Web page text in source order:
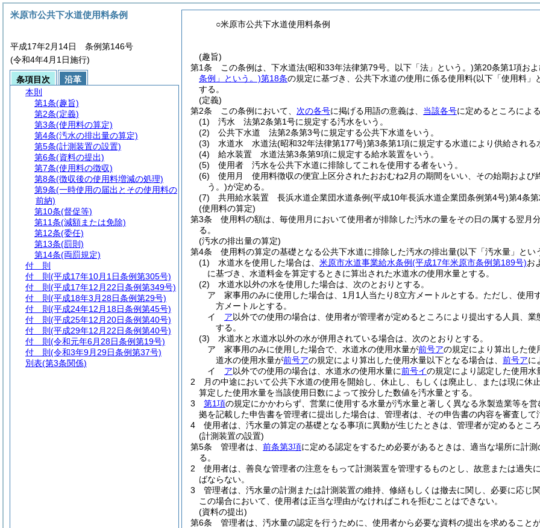
○米原市公共下水道使用料条例
(趣旨)
第1条
この条例は、下水道法(昭和33年法律第79号。以下「法」という。)第20条第1項お
条例」という。)第18条の規定に基づき、公共下水道の使用に係る使用料(以下「使用料」
する。
(定義)
第2条
この条例において、 次の各号に掲げる用語の意義は、 当該各号に定めるところによる
(1)
汚水 法第2条第1号に規定する汚水をいう。
(2)
公共下水道 法第2条第3号に規定する公共下水道をいう。
(3)
水道水 水道法(昭和32年法律第177号)第3条第1項に規定する水道により供給される
(4)
給水装置 水道法第3条第9項に規定する給水装置をいう。
(5)
使用者 汚水を公共下水道に排除してこれを使用する者をいう。
(6)
使用月 使用料徴収の便宜上区分されたおおむね2月の期間をいい、その始期および
う。)が定める。
(7)
共用給水装置 長浜水道企業団水道条例(平成10年長浜水道企業団条例第4号)第4条第
(使用料の算定)
第3条
使用料の額は、毎使用月において使用者が排除した汚水の量をその日の属する翌月
る。
(汚水の排出量の算定)
第4条
使用料の算定の基礎となる公共下水道に排除した汚水の排出量(以下「汚水量」とい
(1)
水道水を使用した場合は、 米原市水道事業給水条例(平成17年米原市条例第189号)お
に基づき、水道料金を算定するときに算出された水道水の使用水量とする。
(2)
水道水以外の水を使用した場合は、次のとおりとする。
ア
家事用のみに使用した場合は、1月1人当たり8立方メートルとする。 ただし、使用
方メートルとする。
イ
ア以外での使用の場合は、使用者が管理者が定めるところにより提出する人員、
する。
(3)
水道水と水道水以外の水が併用されている場合は、次のとおりとする。
ア
家事用のみに使用した場合で、水道水の使用水量が前号アの規定により算出した使
道水の使用水量が前号アの規定により算出した使用水量以下となる場合は、 前号アに
イ
ア以外での使用の場合は、水道水の使用水量に前号イの規定により認定した使用水
2
月の中途において公共下水道の使用を開始し、休止し、もしくは廃止し、または現に休
算定した使用水量を当該使用日数によって按分した数値を汚水量とする。
3
第1項の規定にかかわらず、営業に使用する水量が汚水量と著しく異なる氷製造業等を
拠を記載した申告書を管理者に提出した場合は、管理者は、その申告書の内容を審査して
4
使用者は、汚水量の算定の基礎となる事項に異動が生じたときは、管理者が定めるとこ
(計測装置の設置)
第5条
管理者は、 前条第3項に定める認定をするため必要があるときは、適当な場所に計
る。
2
使用者は、善良な管理者の注意をもって計測装置を管理するものとし、故意または過
ばならない。
3
管理者は、汚水量の計測または計測装置の維持、修繕もしくは撤去に関し、必要に応じ
この場合において、使用者は正当な理由がなければこれを拒むことはできない。
(資料の提出)
第6条
管理者は、汚水量の認定を行うために、使用者から必要な資料の提出を求めることが
米原市公共下水道使用料条例
平成17年2月14日 条例第146号
(令和4年4月1日施行)
条項目次
沿革
本則
第1条(趣旨)
第2条(定義)
第3条(使用料の算定)
第4条(汚水の排出量の算定)
第5条(計測装置の設置)
第6条(資料の提出)
第7条(使用料の徴収)
第8条(徴収後の使用料増減の処理)
第9条(一時使用の届出とその使用料の
前納)
第10条(督促等)
第11条(減額または免除)
第12条(委任)
第13条(罰則)
第14条(両罰規定)
付 則
付 則 (平成17年10月1日条例第305号)
付 則 (平成17年12月22日条例第349号)
付 則 (平成18年3月28日条例第29号)
付 則 (平成24年12月18日条例第45号)
付 則 (平成25年12月20日条例第40号)
付 則 (平成29年12月22日条例第40号)
付 則 (令和元年6月28日条例第19号)
付 則 (令和3年9月29日条例第37号)
別表(第3条関係)